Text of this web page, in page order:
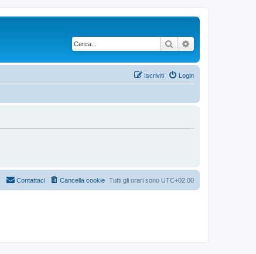
Cerca
Login
Iscriviti
Tutti gli orari sono UTC+02:00
Cancella cookie
Contattaci